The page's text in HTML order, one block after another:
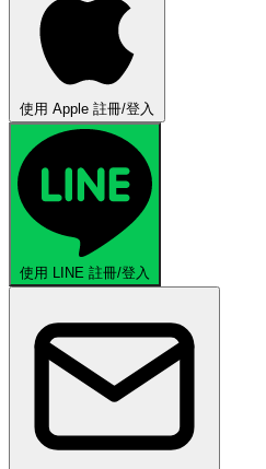
使用 Apple 註冊/登入
使用 LINE 註冊/登入